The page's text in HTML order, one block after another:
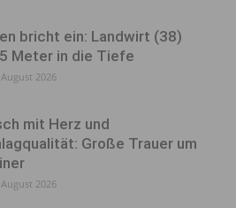
bricht ein: Landwirt (38)
Meter in die Tiefe
2026
mit Herz und
Große Trauer um
2026